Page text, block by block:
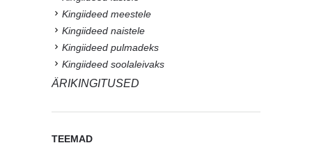
Kingiideed meestele
Kingiideed naistele
Kingiideed pulmadeks
Kingiideed soolaleivaks
ÄRIKINGITUSED
TEEMAD